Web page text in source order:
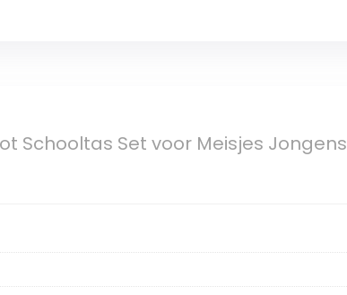
Schooltas Set voor Meisjes Jongens